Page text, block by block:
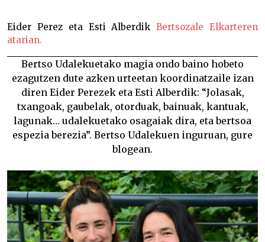
Eider Perez eta Esti AlberdikBertsozale Elkarteren
atarian.
Bertso Udalekuetako magia ondo baino hobeto
ezagutzen dute azken urteetan koordinatzaile izan
diren Eider Perezek eta Esti Alberdik: “Jolasak,
txangoak, gaubelak, otorduak, bainuak, kantuak,
lagunak… udalekuetako osagaiak dira, eta bertsoa
espezia berezia”. Bertso Udalekuen inguruan, gure
blogean.